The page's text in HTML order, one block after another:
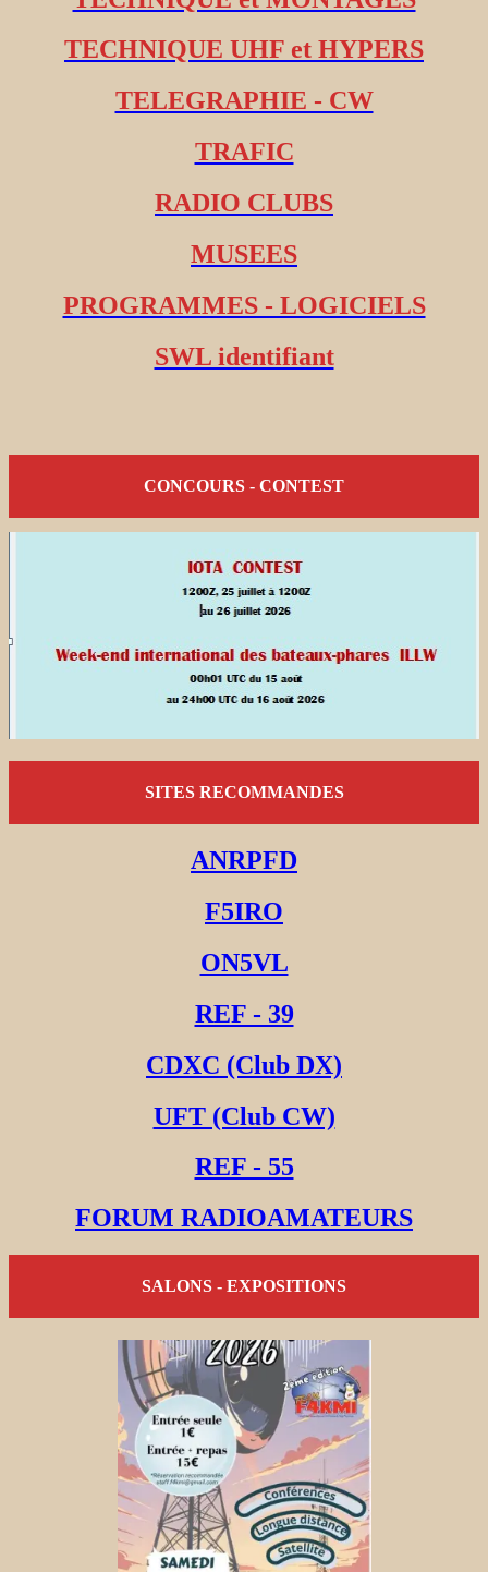
TECHNIQUE UHF et HYPERS
TELEGRAPHIE - CW
TRAFIC
RADIO CLUBS
MUSEES
PROGRAMMES - LOGICIELS
SWL identifiant
CONCOURS - CONTEST
SITES RECOMMANDES
ANRPFD
F5IRO
ON5VL
REF - 39
CDXC (Club DX)
UFT (Club CW)
REF - 55
FORUM RADIOAMATEURS
SALONS - EXPOSITIONS